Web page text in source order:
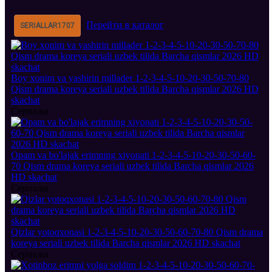
SERIALLAR1707 Перейти в каталог
Boy xonim va yashirin millader 1-2-3-4-5-10-20-30-50-70-80
Qism drama koreya seriali uzbek tilida Barcha qismlar 2026 HD
skachat
Сериалы
Opam va bo'lajak erimning xiyonati 1-2-3-4-5-10-20-30-50-60-
70 Qism drama koreya seriali uzbek tilida Barcha qismlar 2026
HD skachat
Сериалы
Qizlar yotoqxonasi 1-2-3-4-5-10-20-30-50-60-70-80 Qism drama
koreya seriali uzbek tilida Barcha qismlar 2026 HD skachat
Сериалы